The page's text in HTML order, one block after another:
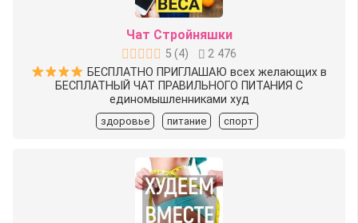
Чат Стройняшки
5 (4)
2 476
БЕСПЛАТНО ПРИГЛАШАЮ всех желающих в
БЕСПЛАТНЫЙ ЧАТ ПРАВИЛЬНОГО ПИТАНИЯ С
единомышленниками худ
здоровье питание спорт